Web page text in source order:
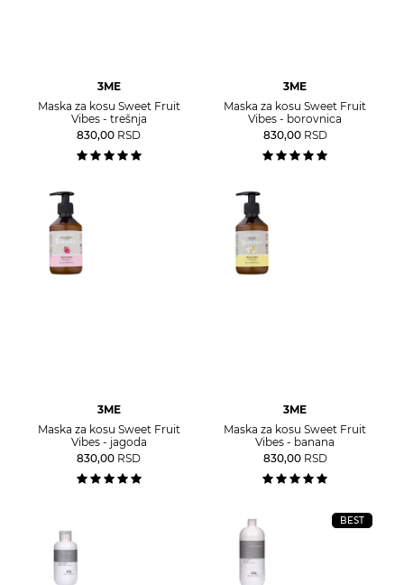
3ME
Maska za kosu Sweet Fruit
Vibes - trešnja
830,00 RSD
3ME
Maska za kosu Sweet Fruit
Vibes - borovnica
830,00 RSD
3ME
Maska za kosu Sweet Fruit
Vibes - jagoda
830,00 RSD
3ME
Maska za kosu Sweet Fruit
Vibes - banana
830,00 RSD
BEST